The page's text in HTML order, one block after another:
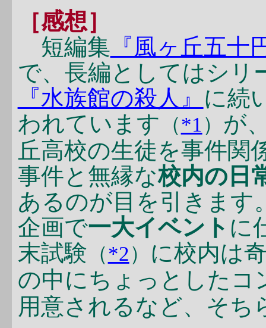
［感想］
短編集 『風ヶ丘五十
で、長編としてはシリ
『水族館の殺人』 に続
われています （*1） が
丘高校の生徒を事件関
事件と無縁な校内の日
あるのが目を引きます
企画で一大イベント に
末試験 （*2） に校内は
の中にちょっとしたコ
用意されるなど、そち